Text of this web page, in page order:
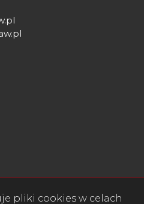
pliki cookies w celach